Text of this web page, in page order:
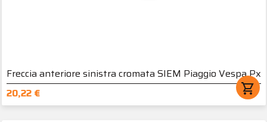
Freccia anteriore sinistra cromata SIEM Piaggio Vespa Px
20,22 €
shopping_cart